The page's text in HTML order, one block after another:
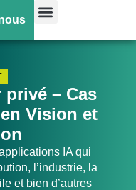
privé – Cas
Vision et
IA qui
l’industrie, la
et bien d’autres